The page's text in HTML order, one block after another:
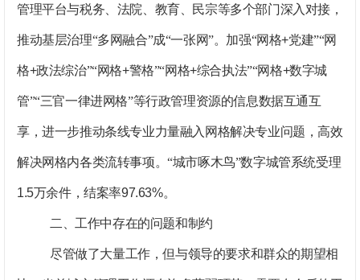
管理平台与税务、法院、教育、民宗等多个部门深入对接，
推动基层治理“多网融合”成“一张网”。加强“网格+党建”“网
格+政法综治”“网格+警格”“网格+综合执法”“网格+数字城
管”“三官一律进网格”等行政管理资源的信息数据互通互
享，进一步推动条线专业力量融入网格解决专业问题，高效
解决网格内各类流转事项。“城市啄木鸟”数字城管系统受理
1.5万余件，结案率97.63%。
二、工作中存在的问题和制约
尽管做了大量工作，但与领导的要求和群众的期望相